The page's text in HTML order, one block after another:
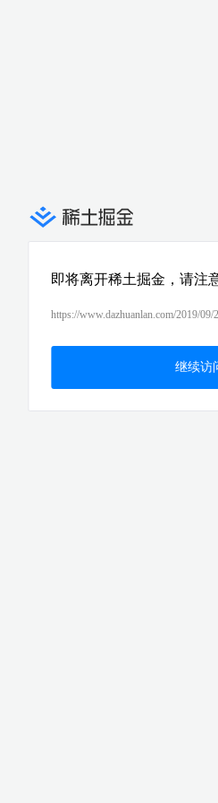
即将离开稀土掘金，请注
https://www.dazhuanlan.com/2019/09/
继续访